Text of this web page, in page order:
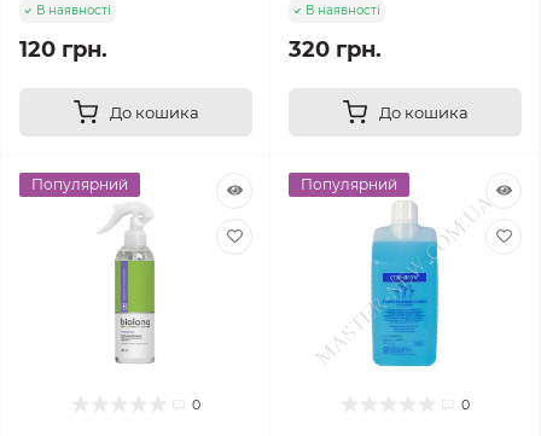
В наявності
120 грн.
До кошика
В наявності
320 грн.
До кошика
Популярний
0
Популярний
0